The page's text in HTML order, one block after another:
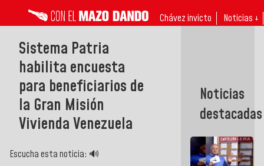
Chávez invicto Noticias ↓
Sistema Patria
habilita encuesta
para beneficiarios de
la Gran Misión
Vivienda Venezuela
Escucha esta noticia: 🔊
Noticias
destacadas